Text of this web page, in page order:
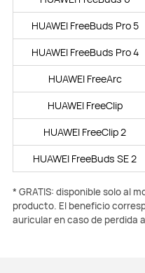
HUAWEI FreeBuds Pro 5
HUAWEI FreeBuds Pro 4
HUAWEI FreeArc
HUAWEI FreeClip
HUAWEI FreeClip 2
HUAWEI FreeBuds SE 2
* GRATIS: disponible solo al
producto. El beneficio
auricular en caso de perdida